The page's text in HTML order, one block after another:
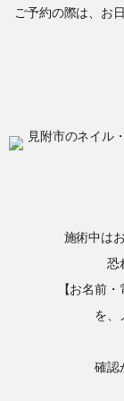
ご予約の際は、お
施術中は
恐
【お名前
を、
確認